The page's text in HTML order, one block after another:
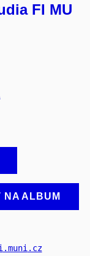
FI MU
NA ALBUM
.muni.cz